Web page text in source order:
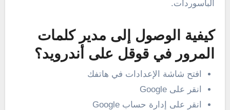
الباسوردات.
كيفية الوصول إلى مدير كلمات
المرور في قوقل على أندرويد؟
افتح شاشة الإعدادات في هاتفك
انقر على Google
انقر على إدارة حساب Google